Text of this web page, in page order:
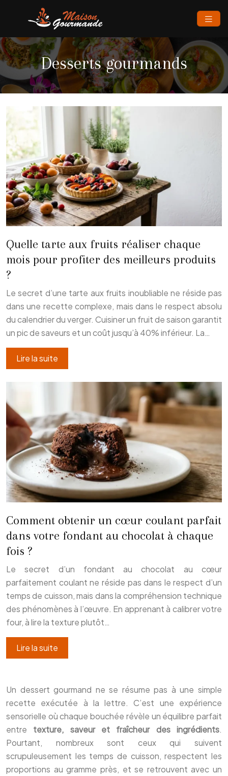
Desserts gourmands
Quelle tarte aux fruits réaliser chaque
mois pour profiter des meilleurs produits
?
Le secret d’une tarte aux fruits inoubliable ne réside pas
dans une recette complexe, mais dans le respect absolu
du calendrier du verger. Cuisiner un fruit de saison garantit
un pic de saveurs et un coût jusqu’à 40% inférieur. La…
Lire la suite
Comment obtenir un cœur coulant parfait
dans votre fondant au chocolat à chaque
fois ?
Le secret d’un fondant au chocolat au cœur
parfaitement coulant ne réside pas dans le respect d’un
temps de cuisson, mais dans la compréhension technique
des phénomènes à l’œuvre. En apprenant à calibrer votre
four, à lire la texture plutôt…
Lire la suite
Un dessert gourmand ne se résume pas à une simple
recette exécutée à la lettre. C’est une expérience
sensorielle où chaque bouchée révèle un équilibre parfait
entre texture, saveur et fraîcheur des ingrédients.
Pourtant, nombreux sont ceux qui suivent
scrupuleusement les temps de cuisson, respectent les
proportions au gramme près, et se retrouvent avec un